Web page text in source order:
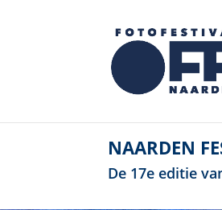
NAARDEN
De 17e editie